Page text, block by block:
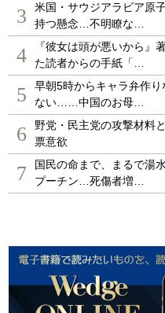
3
米国・サウジアラビア原
持つ懸念…不明瞭な…
4
『彼女は頭が悪いから』
た読者からの手紙「…
5
早朝5時からキャラ弁作
ない……中国のお母…
6
野党・民主党の攻撃材料
票意欲
7
国民の命まで、まるで湯
プーチン…死傷者増…